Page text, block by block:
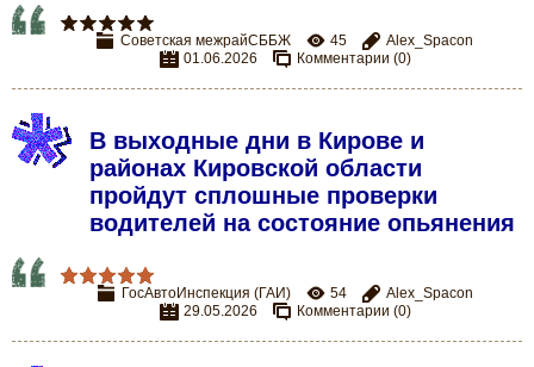
Советская межрайСББЖ 45
Alex_Spacon
01.06.2026
Комментарии (0)
В выходные дни в Кирове и
районах Кировской области
пройдут сплошные проверки
водителей на состояние опьянения
ГосАвтоИнспекция (ГАИ) 54
Alex_Spacon
29.05.2026
Комментарии (0)